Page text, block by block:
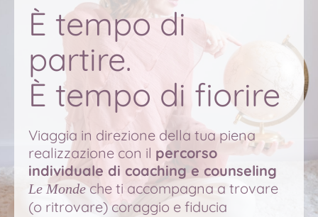
È tempo di
partire.
È tempo di fiorire
Viaggia in direzione della tua piena
realizzazione con il percorso
individuale di coaching e counseling
Le Mondeche ti accompagna a trovare
(o ritrovare) coraggio e fiducia